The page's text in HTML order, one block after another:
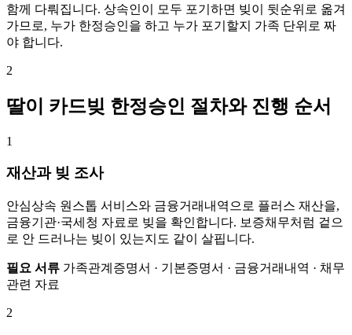
함께 다뤄집니다. 상속인이 모두 포기하면 빚이 뒷순위로 옮겨
가므로, 누가 한정승인을 하고 누가 포기할지 가족 단위로 짜
야 합니다.
2
딸이 카드빚 한정승인 절차와 진행 순서
1
재산과 빚 조사
안심상속 원스톱 서비스와 금융거래내역으로 플러스 재산을,
금융기관·국세청 자료로 빚을 확인합니다. 보증채무처럼 겉으
로 안 드러나는 빚이 있는지도 같이 살핍니다.
필요 서류 가족관계증명서 · 기본증명서 · 금융거래내역 · 채무
관련 자료
2